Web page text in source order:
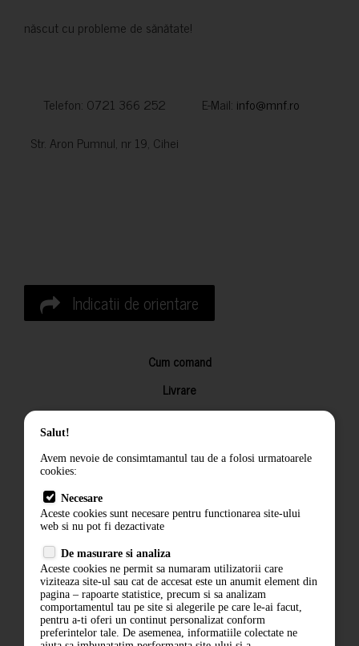
născut cu probleme de sănătate!
Telefon: 0721 366 252 E-Mail: info@mnf.ro
Str. Aron Pumnul, nr 19, Cihei
Indicatii de orientare
Cum comand
Livrare
Returnarea produselor
Termeni si conditii
Politica de confidentialitate
ANPC
Salut!
Avem nevoie de consimtamantul tau de a folosi urmatoarele
cookies:
Necesare
Aceste cookies sunt necesare pentru functionarea site-ului
web si nu pot fi dezactivate
De masurare si analiza
Aceste cookies ne permit sa numaram utilizatorii care
viziteaza site-ul sau cat de accesat este un anumit element din
pagina – rapoarte statistice, precum si sa analizam
comportamentul tau pe site si alegerile pe care le-ai facut,
pentru a-ti oferi un continut personalizat conform
preferintelor tale. De asemenea, informatiile colectate ne